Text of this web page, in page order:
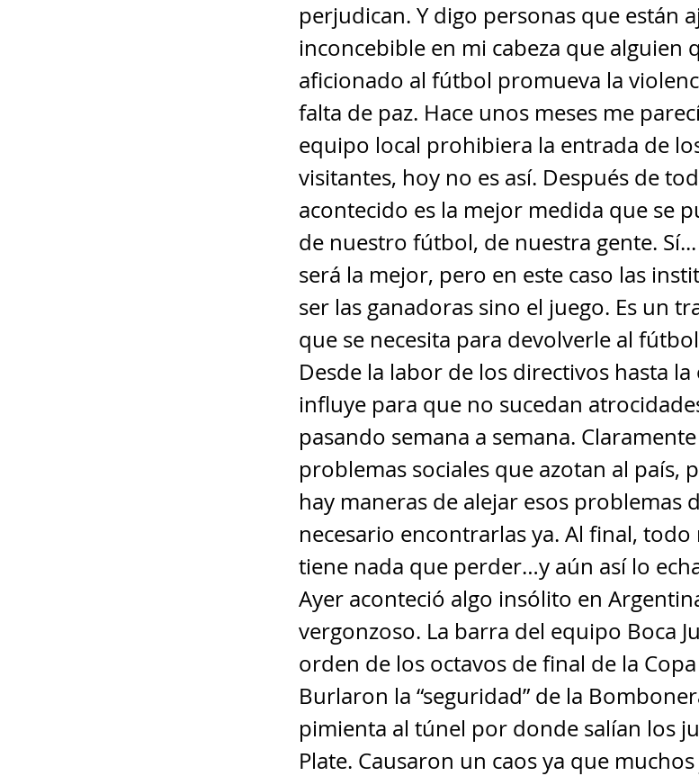
perjudican. Y digo personas que están
inconcebible en mi cabeza que alguien
aficionado al fútbol promueva la
falta de paz. Hace unos meses me
equipo local prohibiera la entrada de
visitantes, hoy no es así. Después de
acontecido es la mejor medida que se
de nuestro fútbol, de nuestra gente.
será la mejor, pero en este caso las
ser las ganadoras sino el juego. Es un
que se necesita para devolverle al
Desde la labor de los directivos hasta
influye para que no sucedan
pasando semana a semana.
problemas sociales que azotan al país,
hay maneras de alejar esos problemas
necesario encontrarlas ya. Al final, todo
tiene nada que perder…y aún así lo
Ayer aconteció algo insólito en
vergonzoso. La barra del equipo Boca
orden de los octavos de final de la
Burlaron la “seguridad” de la
pimienta al túnel por donde salían los
Plate. Causaron un caos ya que